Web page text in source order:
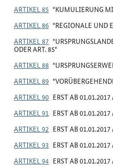
ARTIKEL 85 "KUMULIERUNG
ARTIKEL 86 "REGIONALE UND
ARTIKEL 87
ODER ART. 85"
ARTIKEL 88
ARTIKEL 89
ARTIKEL 90 ERST AB
ARTIKEL 91 ERST AB
ARTIKEL 92 ERST AB
ARTIKEL 93 ERST AB
ARTIKEL 94 ERST AB